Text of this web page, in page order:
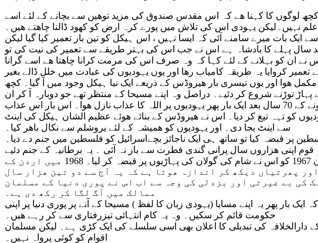
لوگوں کا کہنا ھے کہ اس مقدس صندوق کی مزید توھین سے بچانے کے لئے اسے
نہیں۔لیکن یہودی اس کی تلاش میں پورے کرہ ارض کو کھود ڈالنا چاھتے ھیں۔
بات میرے سامنے آئی کہ ایسا نہیں ، اس ہیکل کو تین بار تعمیر کیا گیا لیکن
پہلے کا بادشاہ ہے اس نے جب اس کی بہتر طریقے سے تعمیر کی نیت کی تو
نے ان کو بہلانے کے لئے کہا کہ وہ صرف اس کی مرمت کرانا چاھتا ھے اسے گرانا
کرکے تعمیر کروایا یہ طریقہ کامیاب رھا اور یوں یہودیوں کی عبادت میں خلل ڈالے بغیر
ھوا اور یوں تیسری بار ھیروڈس کے ذریعے ایک نیا ہیکل وجود میں آ گیا۔ کچھ
توڑنے شروع کر دئیے۔ دراصل وہ اپنے مسیحا کے منتظر تھے جو دوبارہ آ کر ان
کو پہلے جیسی شان و شوکت عطا کرتا ، حضرت عیسیٰ علیہ السلام کے مصلوب ھونے کا واقعہ پیش آیا ، آپ کے مصلوب ھونے کے 70 سال بعد ایک بار پھر یہودیوں پر اللہ کا عذاب نازل ھوا۔ اس بار اس عذاب
کو تہہ تیغ کر دیا۔ اس نے ھیروڈس کے بنائے ھوئے عظیم الشان ہیکل کی اینٹ
سے اینٹ بجا دی۔ اور یہودیوں کو ھمیشہ کے لئے یروشلم سے نکال باھر کیا۔
پر قبضہ کیا تو ساتھ ہی ایک ناجائز بچےاسرائیل کو فلسطین میں جنم دے دیا۔
اپنی ھزاروں سال پرانی گندی فطرت سے باز نہ آئی ۔ یہ برطانیہ کے جنم دئیے
ھوئے اسرائیل تک محدود نہ رھے ایک بار پھر ھمسایہ ممالک کے لئے اپنی فطرت سے مجبور ھوکر مصیبت بننے لگے۔ 5 جون 1967 کو اس نے شام کی گولان کی پہاڑیوں پر قبضہ کر لیا۔ 1968 میں اردن کے
پھرتیاں دیکھ کر اندازہ ھوتا ہے کہ یہ آج سے دو تین ھزار سال
کی بے غیرتی اور بزدلی کی وجہ سے اب اس نے پوری دنیا کے مسلمان
ممالک میں آگ لگا کر رکھ دی ہے۔
بار پھر یہ اپنے مسایا (یہودی زبان کا لفظ ) مسیحا کے آنے پر پوری دنیا پر اپنی
حکومت قائم کر سکیں۔ وہ یہ کام انتہائی تیزرفتاری سے کر رہے ھیں۔
دارالخلافہ کی تبدیلی کا اعلان بھی اسی سلسلے کی ایک کڑی ہے۔ لیکن مسلمان
اقوام کو کوئی پرواہ نہیں۔